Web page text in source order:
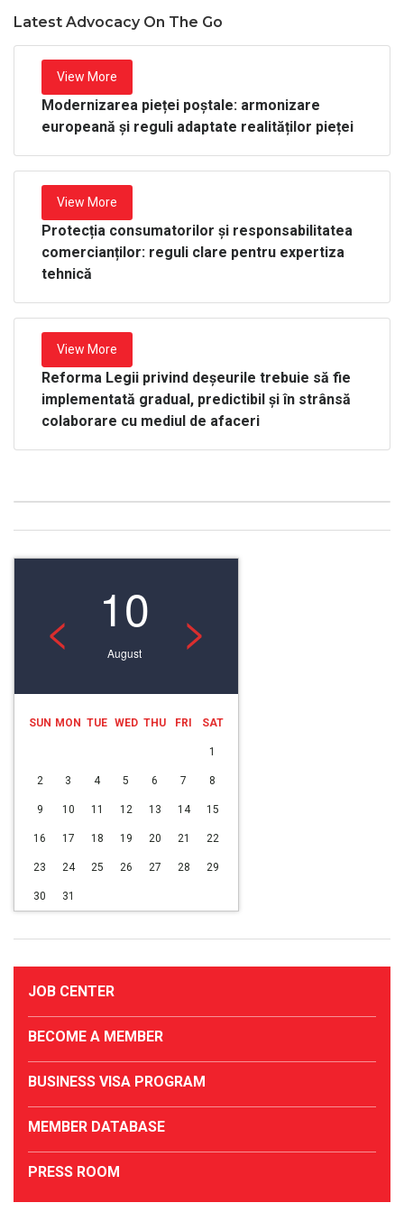
Latest Advocacy On The Go
View More
Modernizarea pieței poștale: armonizare
europeană și reguli adaptate realităților pieței
View More
Protecția consumatorilor și responsabilitatea
comercianților: reguli clare pentru expertiza
tehnică
View More
Reforma Legii privind deșeurile trebuie să fie
implementată gradual, predictibil și în strânsă
colaborare cu mediul de afaceri
< 10
August >
SUN MON TUE WED THU FRI SAT
1
2 3 4 5 6 7 8
9 10 11 12 13 14 15
16 17 18 19 20 21 22
23 24 25 26 27 28 29
30 31
JOB CENTER
BECOME A MEMBER
BUSINESS VISA PROGRAM
MEMBER DATABASE
PRESS ROOM